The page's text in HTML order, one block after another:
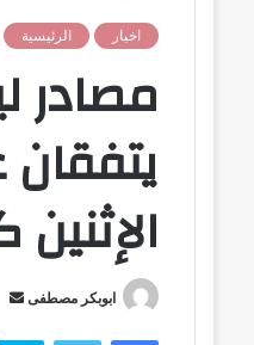
اخبار الرئيسية
مصادر
يتفقان
ابوبكر مصطفى
أ
فيسبوك تويتر